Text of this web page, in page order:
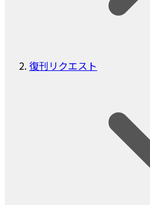
復刊リクエスト